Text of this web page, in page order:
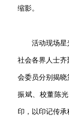
缩影。
活动现场星
社会各界人士
会委员分别揭
振斌、校董陈
印，以印记传承